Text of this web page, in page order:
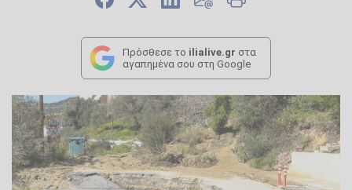
Πρόσθεσε το ilialive.gr στα
αγαπημένα σου στη Google